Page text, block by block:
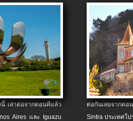
เล่าต่อจากตอนที่แล้ว
Aires และ Iguazu
ต่อกันเลยจากต
Sintra ประเทศโป